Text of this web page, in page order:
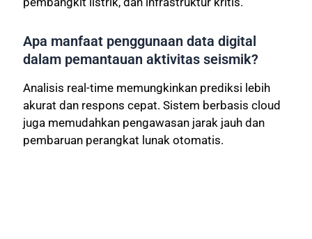
Apa manfaat penggunaan data digital
dalam pemantauan aktivitas seismik?
Analisis real-time memungkinkan prediksi lebih
akurat dan respons cepat. Sistem berbasis cloud
juga memudahkan pengawasan jarak jauh dan
pembaruan perangkat lunak otomatis.